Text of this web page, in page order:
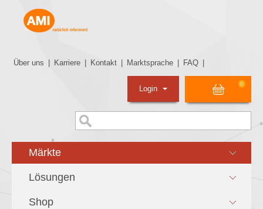
Über uns Karriere Kontakt Marktsprache FAQ
0
Login
Märkte
Lösungen
Shop